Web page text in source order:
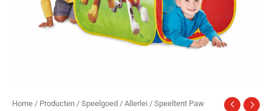
Home / Producten / Speelgoed / Allerlei / Speeltent Paw